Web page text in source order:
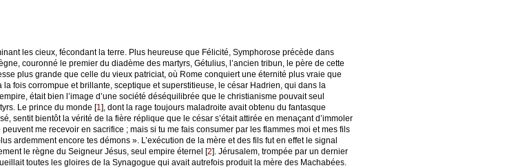
les cieux, fécondant la terre. Plus heureuse que Félicité, Symphorose précède dans
couronné le premier du diadème des martyrs, Gétulius, l’ancien tribun, le père de cette
plus grande que celle du vieux patriciat, où Rome conquiert une éternité plus vraie que
fois corrompue et brillante, sceptique et superstitieuse, le césar Hadrien, qui dans la
était bien l’image d’une société déséquilibrée que le christianisme pouvait seul
Le prince du monde [1], dont la rage toujours maladroite avait obtenu du fantasque
sentit bientôt la vérité de la fière réplique que le césar s’était attirée en menaçant d’immoler
me recevoir en sacrifice ; mais si tu me fais consumer par les flammes moi et mes fils
ardemment encore tes démons ». L’exécution de la mère et des fils fut en effet le signal
le règne du Seigneur Jésus, seul empire éternel [2]. Jérusalem, trompée par un dernier
toutes les gloires de la Synagogue qui avait autrefois produit la mère des Machabées.